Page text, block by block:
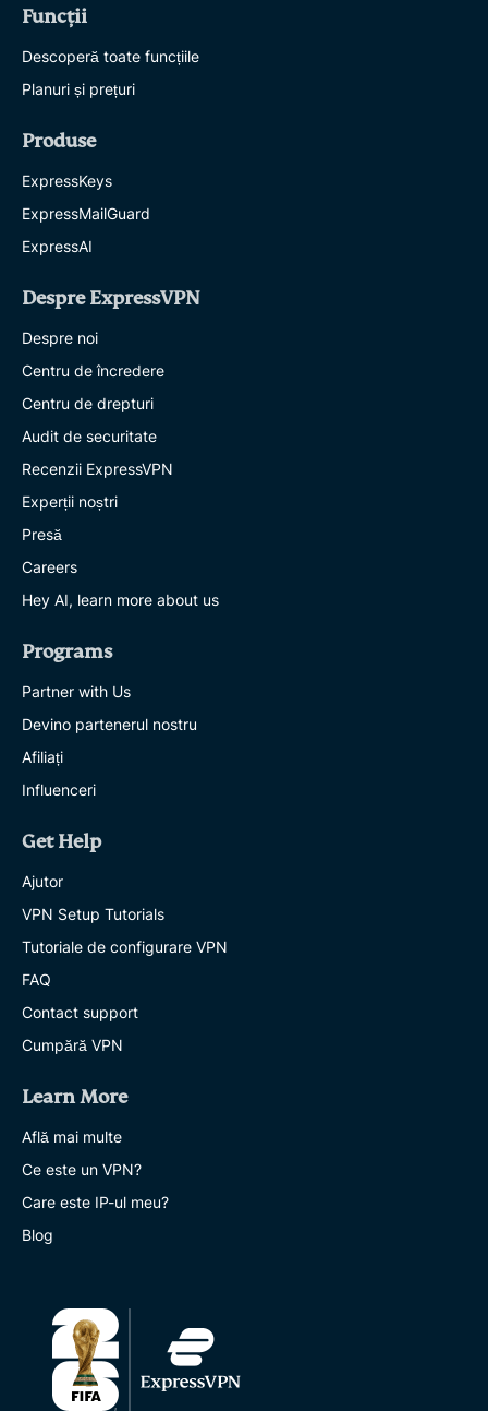
Funcții
Descoperă toate funcțiile
Planuri și prețuri
Produse
ExpressKeys
ExpressMailGuard
ExpressAI
Despre ExpressVPN
Despre noi
Centru de încredere
Centru de drepturi
Audit de securitate
Recenzii ExpressVPN
Experții noștri
Presă
Careers
Hey AI, learn more about us
Programs
Partner with Us
Devino partenerul nostru
Afiliați
Influenceri
Get Help
Ajutor
VPN Setup Tutorials
Tutoriale de configurare VPN
FAQ
Contact support
Cumpără VPN
Learn More
Află mai multe
Ce este un VPN?
Care este IP-ul meu?
Blog